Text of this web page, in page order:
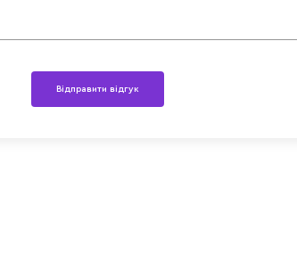
Відправити відгук